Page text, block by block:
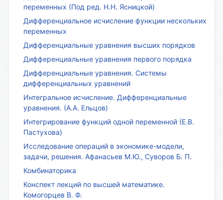
переменных (Под ред. Н.Н. Ясницкой)
Дифференциальное исчисление функции нескольких
переменных
Дифференциальные уравнения высших порядков
Дифференциальные уравнения первого порядка
Дифференциальные уравнения. Системы
дифференциальных уравнений
Интегральное исчисление. Дифференциальные
уравнения. (А.А. Ельцов)
Интегрирование функций одной переменной (Е.В.
Пастухова)
Исследование операций в экономике-модели,
задачи, решения. Афанасьев М.Ю., Суворов Б. П.
Комбинаторика
Конспект лекций по высшей математике.
Комогорцев В. Ф.